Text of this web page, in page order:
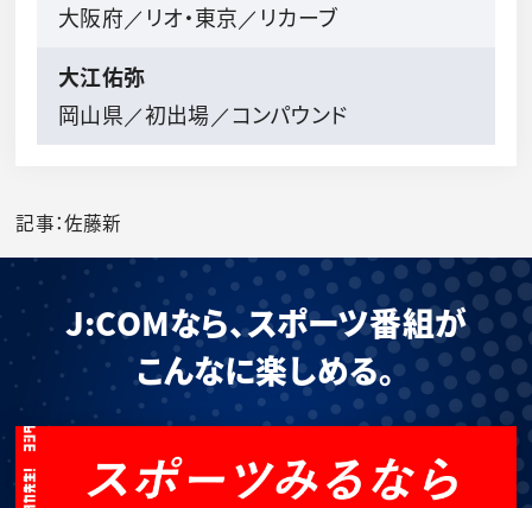
大阪府／リオ・東京／リカーブ
大江佑弥
岡山県／初出場／コンパウンド
記事：佐藤新
J:COMなら、スポーツ番組が
こんなに楽しめる。